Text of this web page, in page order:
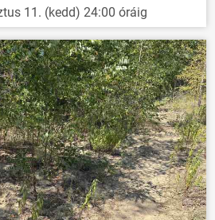
11. (kedd) 24:00 óráig